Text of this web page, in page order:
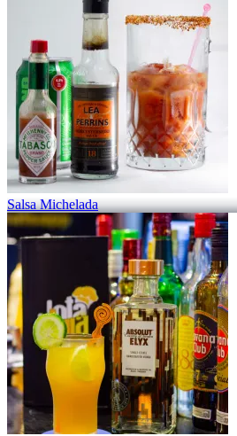
Salsa Michelada